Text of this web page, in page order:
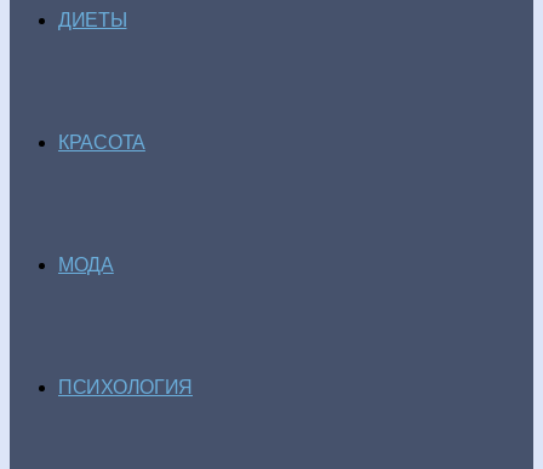
ДИЕТЫ
КРАСОТА
МОДА
ПСИХОЛОГИЯ